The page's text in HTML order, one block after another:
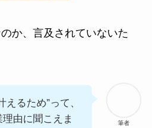
か、言及されていないた
筆者
るため”って、
由に聞こえま